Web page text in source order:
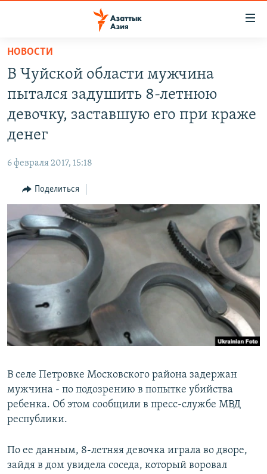
Вернуться
основному
содержанию
главной
Вернутся
поиску
ЦЕНТРАЛЬНАЯ АЗИЯ
КАЗАХСТАН
НОВОСТИ
ВОЙНА В УКРАИНЕ
КЫРГЫЗЧА
ЎЗБЕКЧА
ТОҶИКӢ
TÜRKMENÇE
ПОДПИШИТЕСЬ НА НАС В СОЦСЕТЯХ
Все сайты РСЕ/РС
НОВОСТИ
В Чуйской области мужчина
пытался задушить 8-летнюю
девочку, заставшую его при краже
денег
6 февраля 2017, 15:18
Поделиться
В селе Петровке Московского района задержан
мужчина - по подозрению в попытке убийства
ребенка. Об этом сообщили в пресс-службе МВД
республики.
По ее данным, 8-летняя девочка играла во дворе,
зайдя в дом увидела соседа, который воровал